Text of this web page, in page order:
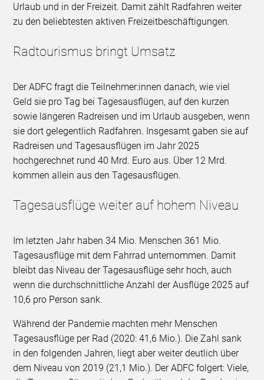
Urlaub und in der Freizeit. Damit zählt Radfahren weiter
zu den beliebtesten aktiven Freizeitbeschäftigungen.
Radtourismus bringt Umsatz
Der ADFC fragt die Teilnehmer:innen danach, wie viel
Geld sie pro Tag bei Tagesausflügen, auf den kurzen
sowie längeren Radreisen und im Urlaub ausgeben, wenn
sie dort gelegentlich Radfahren. Insgesamt gaben sie auf
Radreisen und Tagesausflügen im Jahr 2025
hochgerechnet rund 40 Mrd. Euro aus. Über 12 Mrd.
kommen allein aus den Tagesausflügen.
Tagesausflüge weiter auf hohem Niveau
Im letzten Jahr haben 34 Mio. Menschen 361 Mio.
Tagesausflüge mit dem Fahrrad unternommen. Damit
bleibt das Niveau der Tagesausflüge sehr hoch, auch
wenn die durchschnittliche Anzahl der Ausflüge 2025 auf
10,6 pro Person sank.
Während der Pandemie machten mehr Menschen
Tagesausflüge per Rad (2020: 41,6 Mio.). Die Zahl sank
in den folgenden Jahren, liegt aber weiter deutlich über
dem Niveau von 2019 (21,1 Mio.). Der ADFC folgert: Viele,